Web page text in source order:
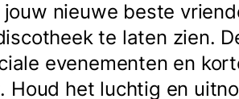
nieuwe beste
te laten zien.
evenementen en
Houd het luchtig en